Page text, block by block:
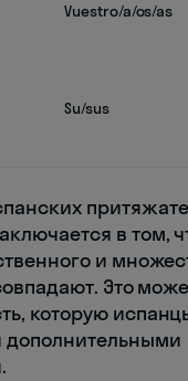
Vuestro/a/os/as
Su/sus
в том,
и
Это
которую
дополнительными